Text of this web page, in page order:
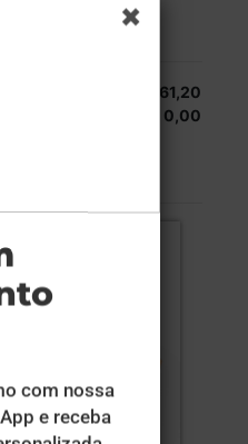
de entrega.
R$ 4.061,20
R$ 0,00